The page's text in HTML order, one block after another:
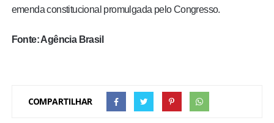
emenda constitucional promulgada pelo Congresso.
Fonte: Agência Brasil
COMPARTILHAR